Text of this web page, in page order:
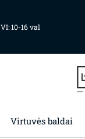
10-16 val
Virtuvės baldai